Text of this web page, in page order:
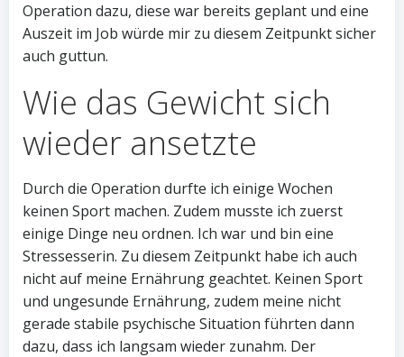
Operation dazu, diese war bereits geplant und eine
Auszeit im Job würde mir zu diesem Zeitpunkt sicher
auch guttun.
Wie das Gewicht sich
wieder ansetzte
Durch die Operation durfte ich einige Wochen
keinen Sport machen. Zudem musste ich zuerst
einige Dinge neu ordnen. Ich war und bin eine
Stressesserin. Zu diesem Zeitpunkt habe ich auch
nicht auf meine Ernährung geachtet. Keinen Sport
und ungesunde Ernährung, zudem meine nicht
gerade stabile psychische Situation führten dann
dazu, dass ich langsam wieder zunahm. Der